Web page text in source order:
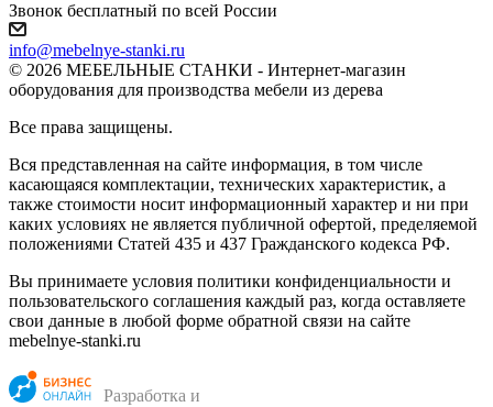
Звонок бесплатный по всей России
info@mebelnye-stanki.ru
© 2026 МЕБЕЛЬНЫЕ СТАНКИ - Интернет-магазин
оборудования для производства мебели из дерева
Все права защищены.
Вся представленная на сайте информация, в том числе
касающаяся комплектации, технических характеристик, а
также стоимости носит информационный характер и ни при
каких условиях не является публичной офертой, пределяемой
положениями Статей 435 и 437 Гражданского кодекса РФ.
Вы принимаете условия политики конфиденциальности и
пользовательского соглашения каждый раз, когда оставляете
свои данные в любой форме обратной связи на сайте
mebelnye-stanki.ru
Разработка и